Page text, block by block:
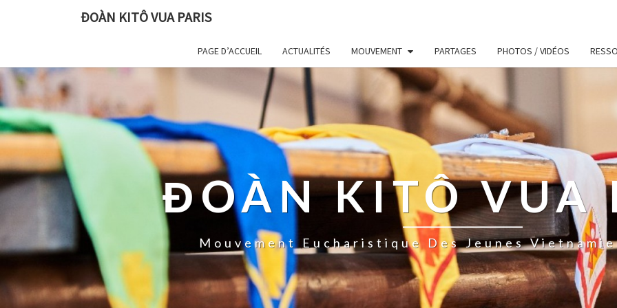
ĐOÀN KITÔ VUA PARIS
PAGE D’ACCUEIL ACTUALITÉS MOUVEMENT PARTAGES PHOTOS / VIDÉOS
ĐOÀN KITÔ VUA
Mouvement Eucharistique Des Jeunes